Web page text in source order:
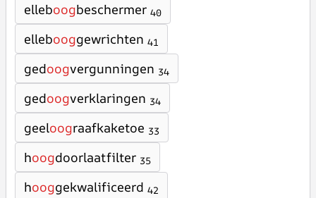
elleboogbeschermer 40
ellebooggewrichten 41
gedoogvergunningen 34
gedoogverklaringen 34
geeloograafkaketoe 33
hoogdoorlaatfilter 35
hooggekwalificeerd 42